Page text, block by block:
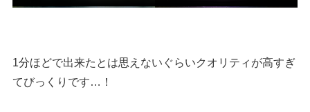
1分ほどで出来たとは思えないぐらいクオリティが高すぎ
てびっくりです…！